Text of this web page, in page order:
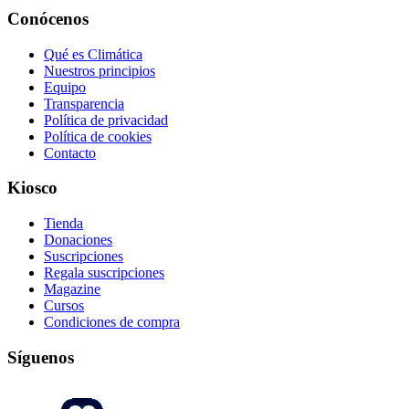
Conócenos
Qué es Climática
Nuestros principios
Equipo
Transparencia
Política de privacidad
Política de cookies
Contacto
Kiosco
Tienda
Donaciones
Suscripciones
Regala suscripciones
Magazine
Cursos
Condiciones de compra
Síguenos